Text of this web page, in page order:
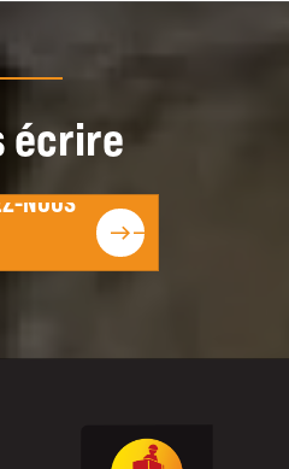
écrire
NOUS
easteast